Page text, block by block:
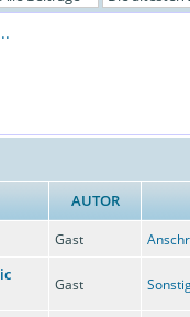
AUTOR
Gast
Gast